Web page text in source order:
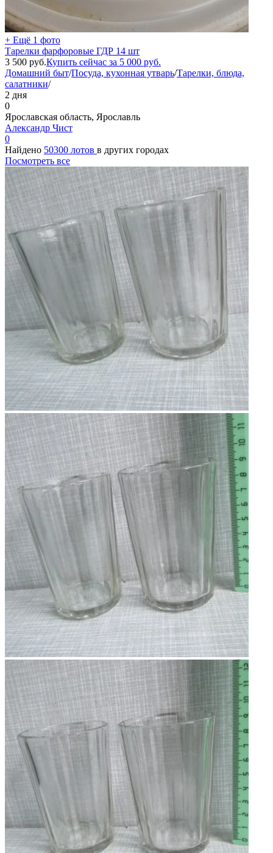
+ Ещё 1 фото
Тарелки фарфоровые ГДР 14 шт
3 500 руб.Купить сейчас за 5 000 руб.
Домашний быт/Посуда, кухонная утварь/Тарелки, блюда,
салатники/
2 дня
0
Ярославская область, Ярославль
Александр Чист
0
Найдено 50300 лотов в других городах
Посмотреть все